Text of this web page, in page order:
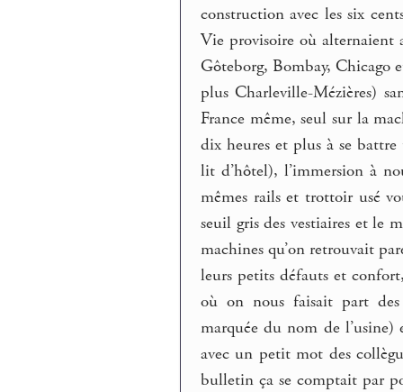
construction avec les six
Vie provisoire où alternaient
Gôteborg, Bombay, Chicago
plus Charleville-Mézières)
France même, seul sur la
dix heures et plus à se
lit d’hôtel), l’immersion à
mêmes rails et trottoir usé
seuil gris des vestiaires et le
machines qu’on retrouvait
leurs petits défauts et
où on nous faisait part des
marquée du nom de
avec un petit mot des
bulletin ça se comptait par